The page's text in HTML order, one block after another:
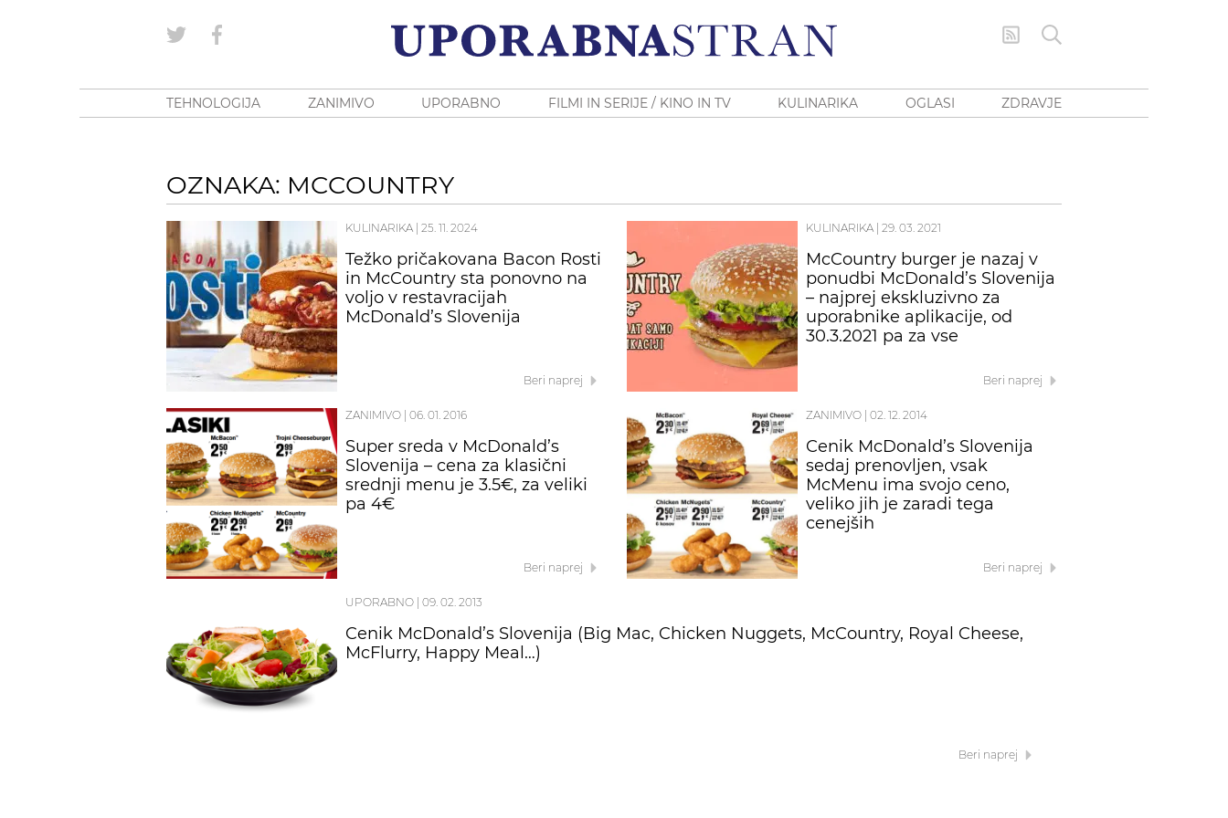
TEHNOLOGIJA ZANIMIVO UPORABNO FILMI IN SERIJE / KINO IN TV KULINARIKA OGLASI ZDRAVJE
OZNAKA: MCCOUNTRY
KULINARIKA 25. 11. 2024
Težko pričakovana Bacon Rosti
in McCountry sta ponovno na
voljo v restavracijah
McDonald’s Slovenija
Beri naprej
KULINARIKA| 29. 03. 2021
McCountry burger je nazaj v
ponudbi McDonald’s Slovenija
– najprej ekskluzivno za
uporabnike aplikacije, od
30.3.2021 pa za vse
Beri naprej
ZANIMIVO 06. 01. 2016
Super sreda v McDonald’s
Slovenija – cena za klasični
srednji menu je 3.5€, za veliki
pa 4€
Beri naprej
ZANIMIVO| 02. 12. 2014
Cenik McDonald’s Slovenija
sedaj prenovljen, vsak
McMenu ima svojo ceno,
veliko jih je zaradi tega
cenejših
Beri naprej
UPORABNO 09. 02. 2013
Cenik McDonald’s Slovenija (Big Mac, Chicken Nuggets, McCountry, Royal Cheese,
McFlurry, Happy Meal…)
Beri naprej